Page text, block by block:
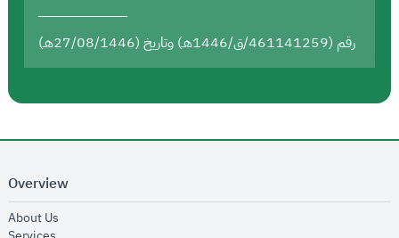
رقم (461141259/ق/1446هـ) وتاريخ (27/08/1446هـ)
Overview
About Us